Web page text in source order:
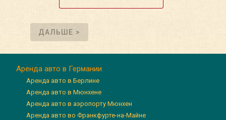
ДАЛЬШЕ >
Аренда авто в Германии
Аренда авто в Берлине
Аренда авто в Мюнхене
Аренда авто в аэропорту Мюнхен
Аренда авто во Франкфурте-на-Майне